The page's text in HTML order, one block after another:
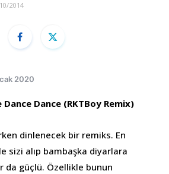
2014
2020
Dance Dance (RKTBoy Remix)
dinlenecek bir remiks. En
sizi alıp bambaşka diyarlara
da güçlü. Özellikle bunun